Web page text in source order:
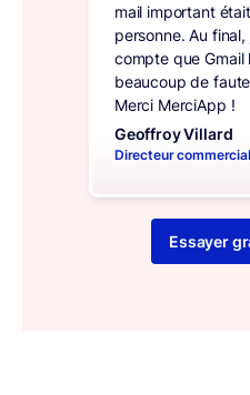
mail important
personne. Au
compte que Gmail
beaucoup de
Merci MerciApp !
Geoffroy Villard
Directeur commercial
Essayer